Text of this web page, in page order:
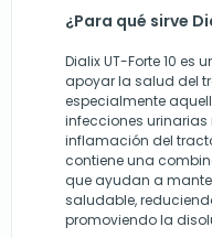
¿Para qué sirve
Dialix UT-Forte 10 es
apoyar la salud del
especialmente
infecciones urinarias
inflamación del
contiene una
que ayudan a
saludable,
promoviendo la